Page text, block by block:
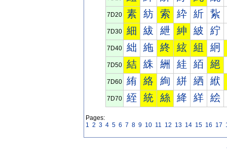
7D20 素 紡 索 紣 紤 紥
7D30 細 紱 紲 紳 紴 紵
7D40 絀 絁 終 絃 組 絅
7D50 結 絑 絒 絓 絔 絕
7D60 絠 絡 絢 絣 絤 絥
7D70 絰 統 絲 絳 絴 絵
Pages:
1 2 3 4 5 6 7 8 9 10 11 12 13 14 15 16 17